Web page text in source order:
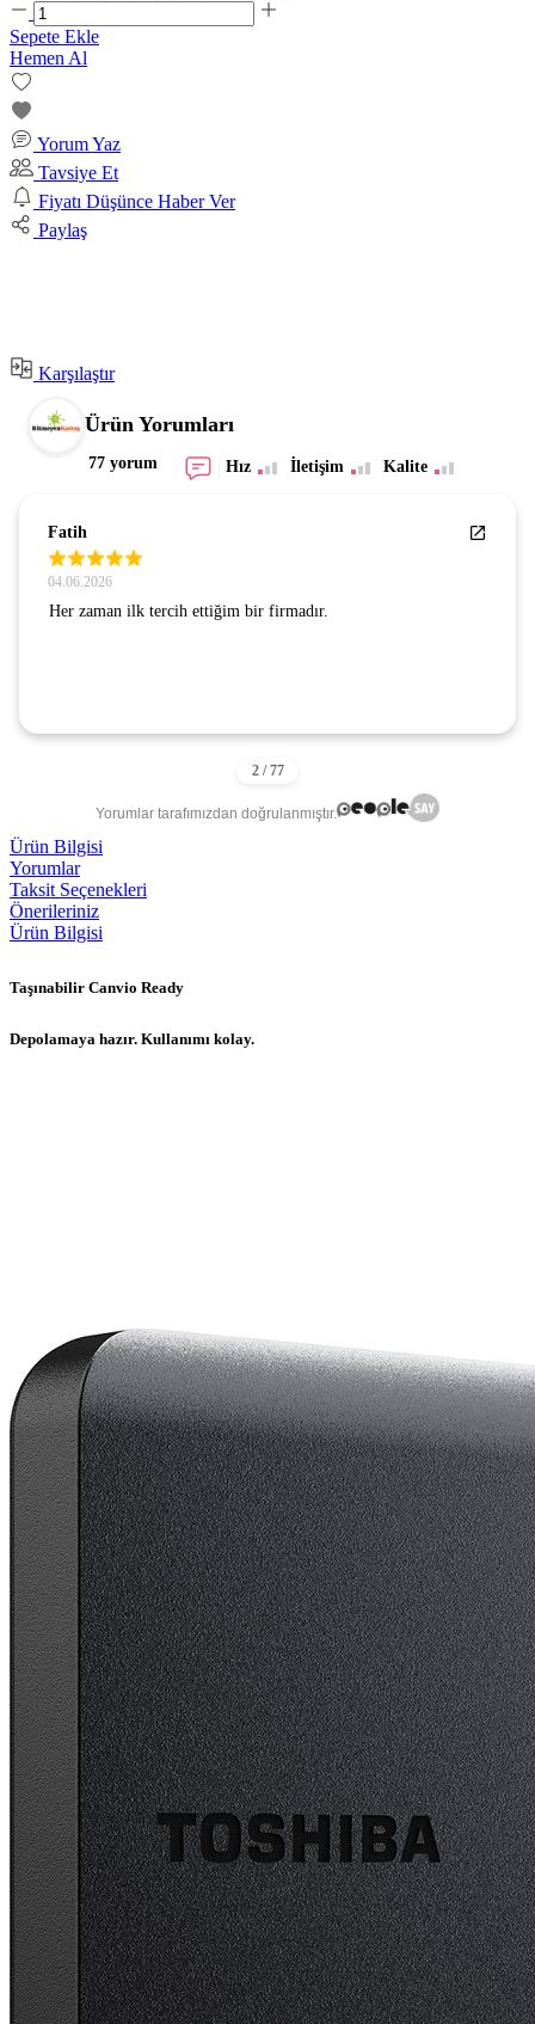
Sepete Ekle
Hemen Al
Yorum Yaz
Tavsiye Et
Fiyatı Düşünce Haber Ver
Paylaş
Karşılaştır
Ürün Yorumları
77 yorum Hız İletişim Kalite
SEZGİN GÜNAY
24.07.2026
GÜVENLİ BİR SİTE . GÖNÜL RAHATLIĞIYLA
Yorumlar tarafımızdan doğrulanmıştır.
Ürün Bilgisi
Yorumlar
Taksit Seçenekleri
Önerileriniz
Ürün Bilgisi
Taşınabilir Canvio Ready
Depolamaya hazır. Kullanımı kolay.